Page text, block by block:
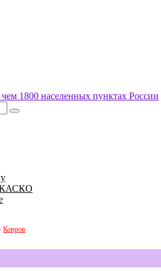
1800 населенных пунктах России
Ковров